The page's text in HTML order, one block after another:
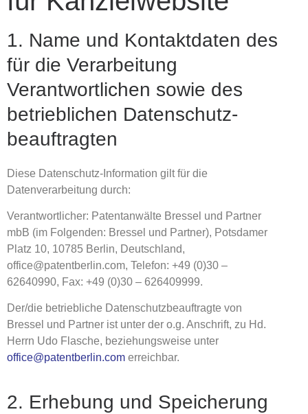
1. Name und Kontaktdaten des
für die Verarbeitung
Verantwortlichen sowie des
betrieblichen Datenschutz­
beauftragten
Diese Datenschutz-Information gilt für die
Datenverarbeitung durch:
Verantwortlicher: Patentanwälte Bressel und Partner
mbB (im Folgenden: Bressel und Partner), Potsdamer
Platz 10, 10785 Berlin, Deutschland,
office@patentberlin.com, Telefon: +49 (0)30 –
62640990, Fax: +49 (0)30 – 626409999.
Der/die betriebliche Datenschutzbeauftragte von
Bressel und Partner ist unter der o.g. Anschrift, zu Hd.
Herrn Udo Flasche, beziehungsweise unter
office@patentberlin.com erreichbar.
2. Erhebung und Speicherung